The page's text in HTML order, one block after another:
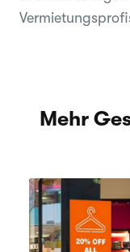
Mehr